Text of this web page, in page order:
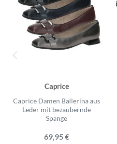
Caprice
Caprice Damen Ballerina aus
Leder mit bezaubernde
Spange
69,95 €